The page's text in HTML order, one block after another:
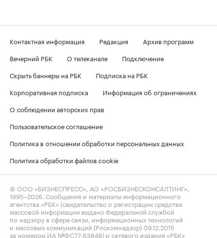
Контактная информация Редакция
Архив программ
Вечерний РБК
О телеканале
Подключение
Скрыть баннеры на РБК
Подписка на РБК
Корпоративная подписка
Информация об ограничениях
О соблюдении авторских прав
Пользовательское соглашение
Политика в отношении обработки персональных данных
Политика обработки файлов cookie
© ООО «БИЗНЕСПРЕСС», АО «РОСБИЗНЕСКОНСАЛТИНГ»,
1995–2026 . Сообщения и материалы информационного
агентства «РБК» (свидетельство о регистрации средства
массовой информации выдано Федеральной службой
по надзору в сфере связи, информационных технологий
и массовых коммуникаций (Роскомнадзор) 09.12.2015
за номером ИА №ФС77-63848) и сетевого издания «РБК»